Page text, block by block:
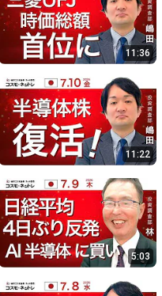
11:36
11:22
5:03